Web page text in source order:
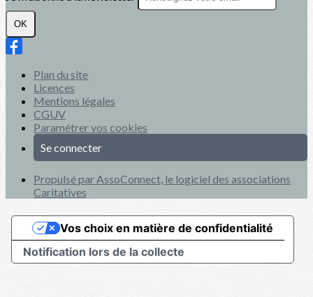
OK
Plan du site
Licences
Mentions légales
CGUV
Paramétrer vos cookies
Se connecter
Propulsé par AssoConnect, le logiciel des associations
Caritatives
Notification lors de la collecte
Vos choix en matière de confidentialité